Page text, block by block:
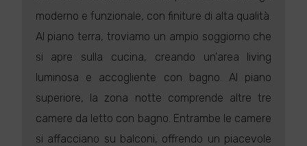
moderno e funzionale, con finiture di alta qualità.
Al piano terra, troviamo un ampio soggiorno che
si apre sulla cucina, creando un'area living
luminosa e accogliente con bagno. Al piano
superiore, la zona notte comprende altre tre
camere da letto con bagno. Entrambe le camere
si affacciano su balconi, offrendo un piacevole